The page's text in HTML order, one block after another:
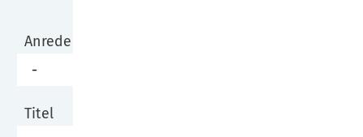
Anrede
Titel